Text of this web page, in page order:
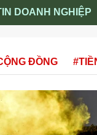
DOANH NGHIỆP
báo nga
thị trường Nga
ĐỒNG